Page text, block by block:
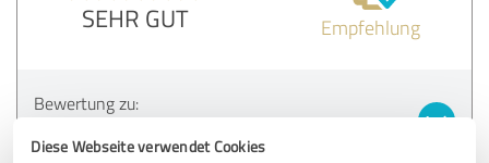
Diese Webseite verwendet Cookies
SEHR GUT Empfehlung
Bewertung zu: